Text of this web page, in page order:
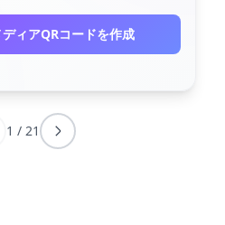
ィアQRコードを作成
1 / 21